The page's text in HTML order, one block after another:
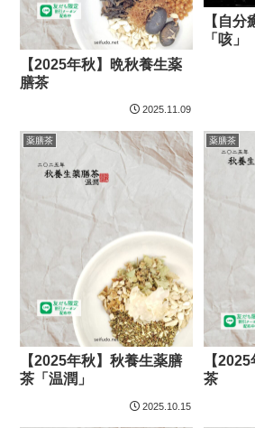
【2025年秋】晩秋養生薬
膳茶
2025.11.09
【自
「咳」
薬膳茶
【2025年秋】秋養生薬膳
茶「温潤」
2025.10.15
薬膳茶
【
茶